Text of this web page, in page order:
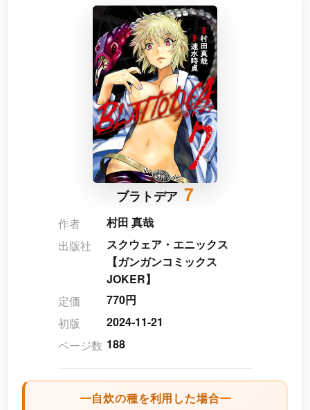
ブラトデア 7
作者
村田 真哉
出版社
スクウェア・エニックス
【ガンガンコミックス
JOKER】
定価
770円
初版
2024-11-21
ページ数 188
自炊の種を利用した場合